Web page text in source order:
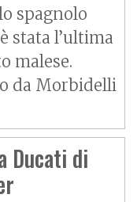
spagnolo
stata l’ultima
malese.
da Morbidelli
Ducati di